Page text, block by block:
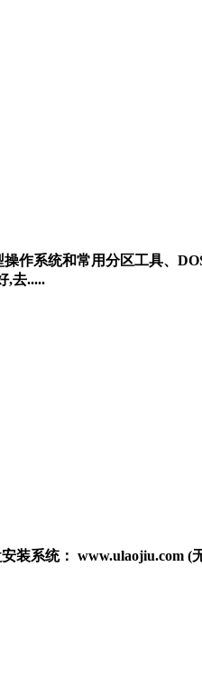
作系统和常用分区工具、
,去.....
装系统：